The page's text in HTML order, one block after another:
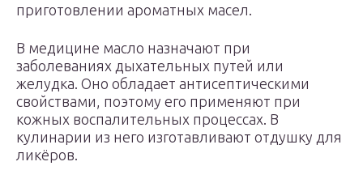
приготовлении ароматных масел.
В медицине масло назначают при
заболеваниях дыхательных путей или
желудка. Оно обладает антисептическими
свойствами, поэтому его применяют при
кожных воспалительных процессах. В
кулинарии из него изготавливают отдушку для
ликёров.